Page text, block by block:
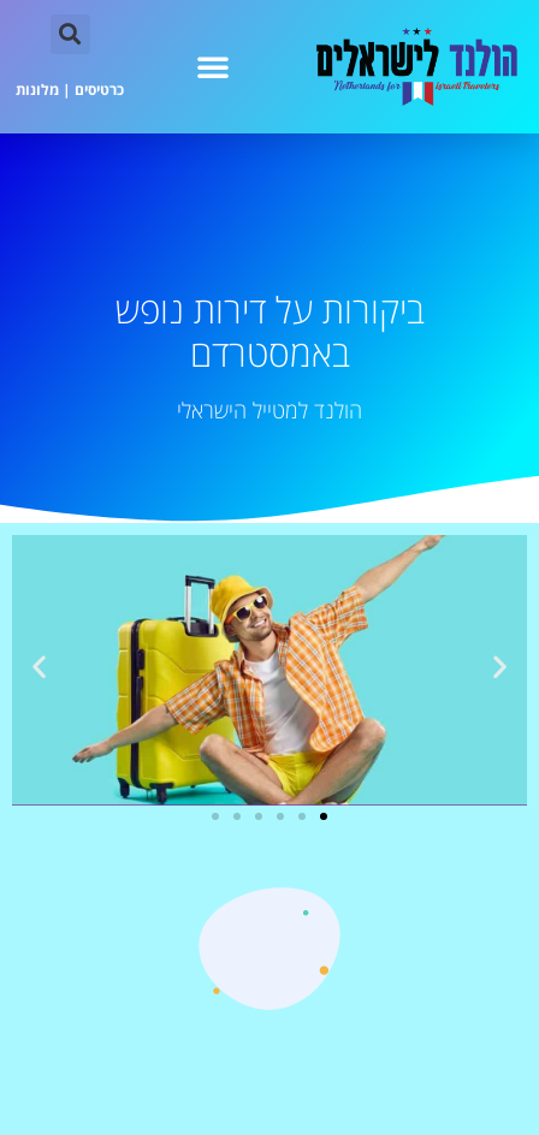
כרטיסים | מלונות
ביקורות על דירות נופש
באמסטרדם
הולנד למטייל הישראלי